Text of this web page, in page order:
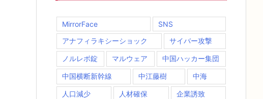
MirrorFace
SNS
アナフィラキシーショック
サイバー攻撃
ノルレボ錠 マルウェア 中国ハッカー集団
中国横断新幹線 中江藤樹 中海
人口減少 人材確保 企業誘致